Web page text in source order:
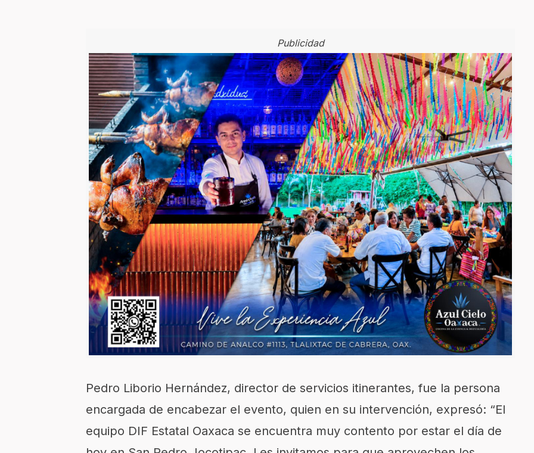
Publicidad
Pedro Liborio Hernández, director de servicios itinerantes, fue la persona
encargada de encabezar el evento, quien en su intervención, expresó: “El
equipo DIF Estatal Oaxaca se encuentra muy contento por estar el día de